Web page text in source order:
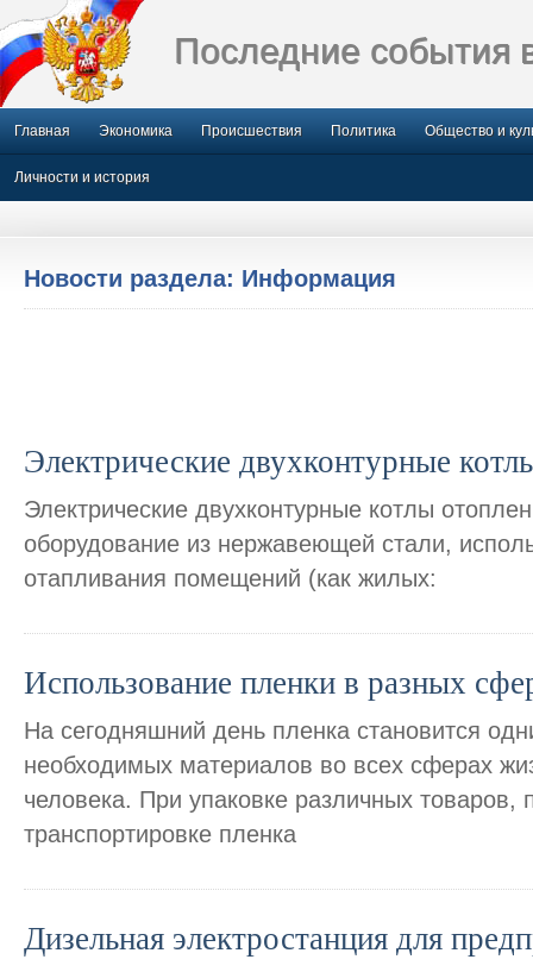
Последние события
Главная Экономика Происшествия Политика Общество и
Личности и история
Новости раздела: Информация
Электрические двухконтурные
Электрические двухконтурные котлы
оборудование из нержавеющей стали,
отапливания помещений (как жилых:
Использование пленки в разных
На сегодняшний день пленка становится
необходимых материалов во всех сферах
человека. При упаковке различных товаров,
транспортировке пленка
Дизельная электростанция для